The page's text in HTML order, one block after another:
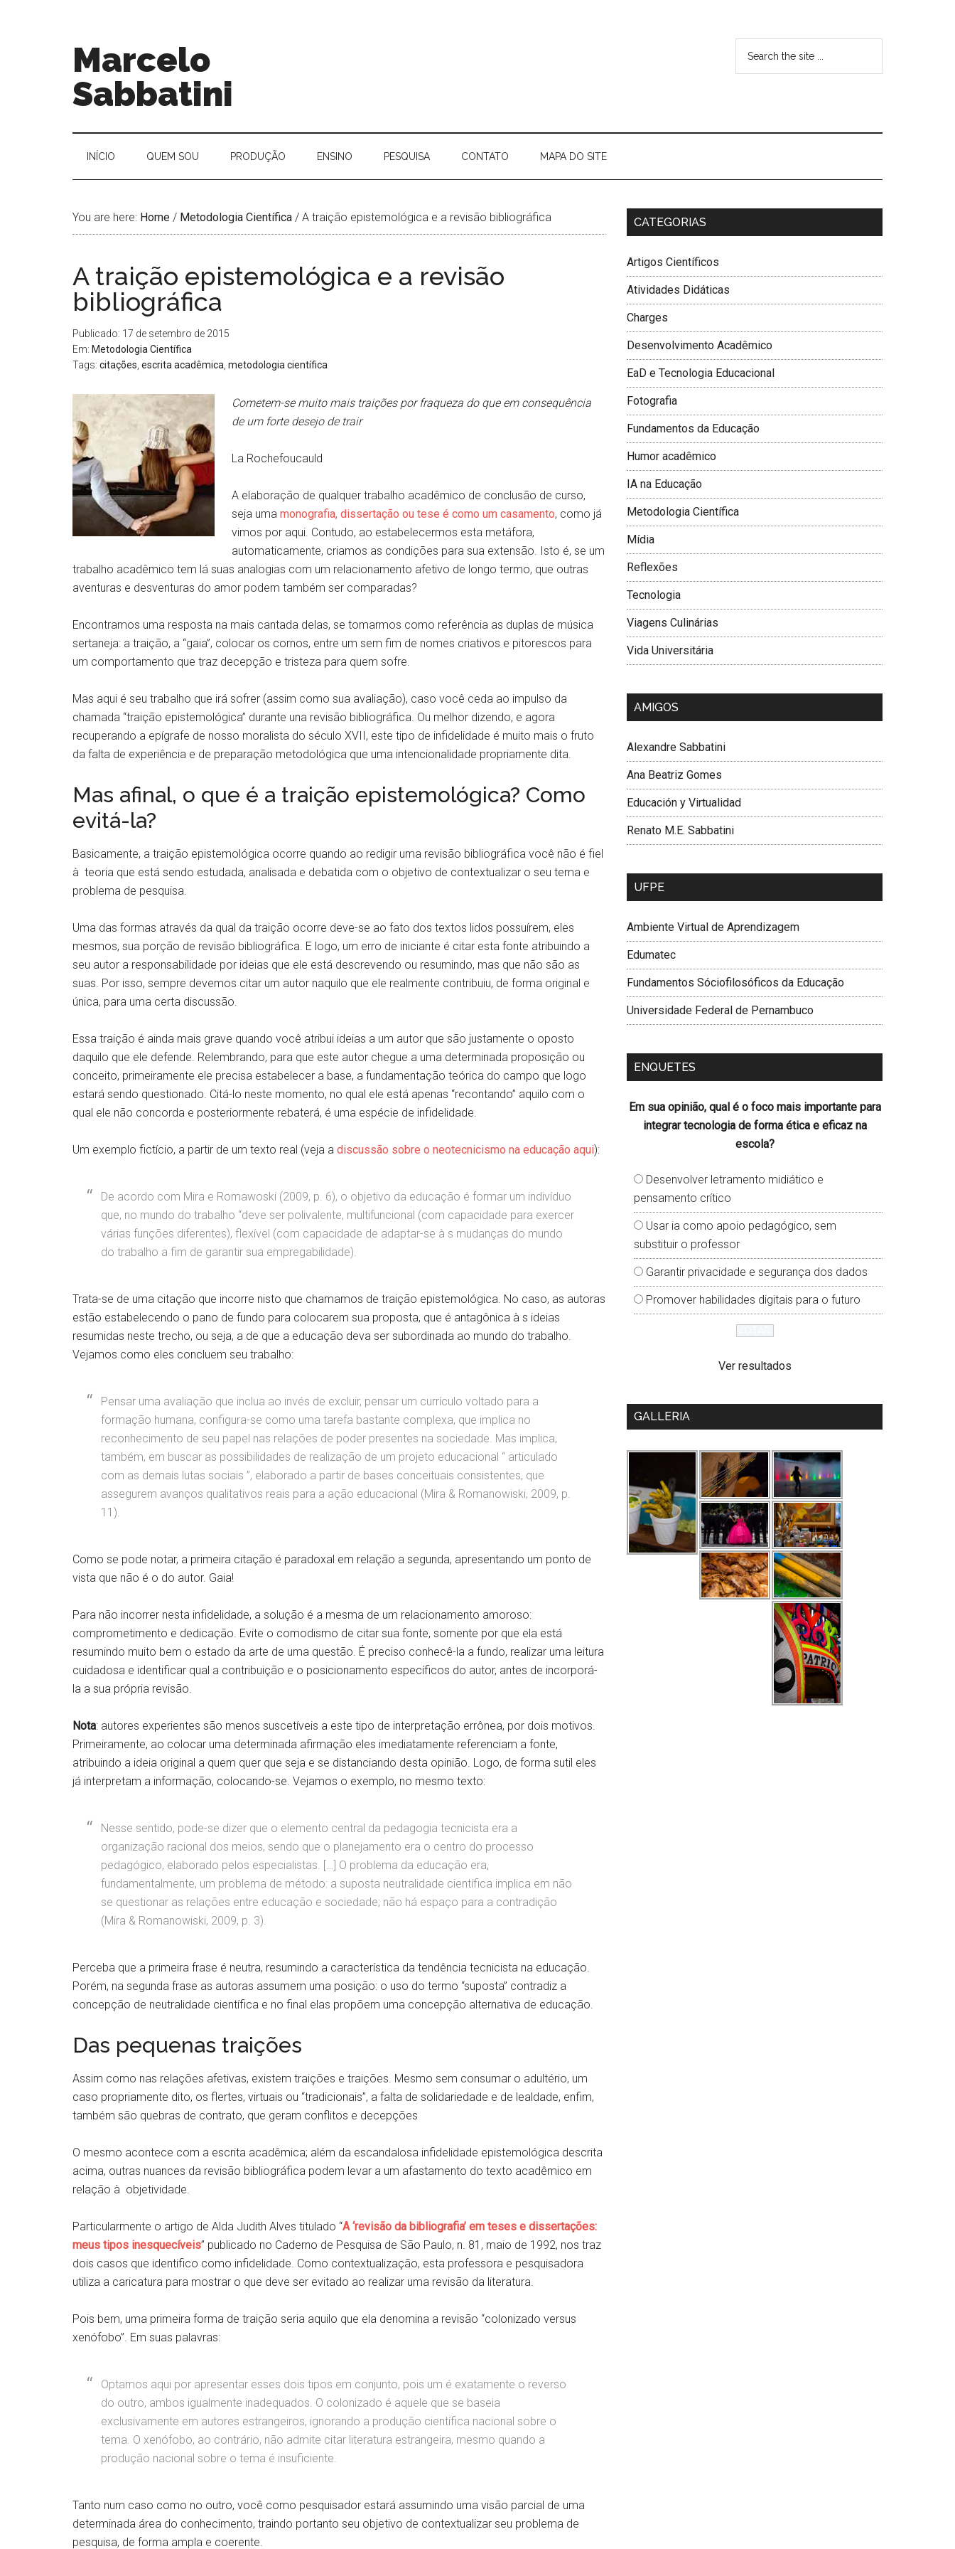
Marcelo
Sabbatini
INÍ­CIO QUEM SOU PRODUÇÃO ENSINO PESQUISA CONTATO MAPA DO SITE
You are here: Home / Metodologia Cientí­fica / A traição epistemológica e a revisão bibliográfica
A traição epistemológica e a revisão
bibliográfica
Publicado: 17 de setembro de 2015
Em: Metodologia Cientí­fica
Tags: citações escrita acadêmica metodologia cientí­fica
Cometem-se muito mais traições por fraqueza do que em consequência
de um forte desejo de trair
La Rochefoucauld
A elaboração de qualquer trabalho acadêmico de conclusão de curso,
seja uma monografia, dissertação ou tese é como um casamento, como já
vimos por aqui. Contudo, ao estabelecermos esta metáfora,
automaticamente, criamos as condições para sua extensão. Isto é, se um
trabalho acadêmico tem lá suas analogias com um relacionamento afetivo de longo termo, que outras
aventuras e desventuras do amor podem também ser comparadas?
Encontramos uma resposta na mais cantada delas, se tomarmos como referência as duplas de música
sertaneja: a traição, a “gaia”, colocar os cornos, entre um sem fim de nomes criativos e pitorescos para
um comportamento que traz decepção e tristeza para quem sofre.
Mas aqui é seu trabalho que irá sofrer (assim como sua avaliação), caso você ceda ao impulso da
chamada “traição epistemológica” durante una revisão bibliográfica. Ou melhor dizendo, e agora
recuperando a epígrafe de nosso moralista do século XVII, este tipo de infidelidade é muito mais o fruto
da falta de experiência e de preparação metodológica que uma intencionalidade propriamente dita.
Mas afinal, o que é a traição epistemológica? Como
evitá-la?
Basicamente, a traição epistemológica ocorre quando ao redigir uma revisão bibliográfica você não é fiel
à teoria que está sendo estudada, analisada e debatida com o objetivo de contextualizar o seu tema e
problema de pesquisa.
Uma das formas através da qual da traição ocorre deve-se ao fato dos textos lidos possuírem, eles
mesmos, sua porção de revisão bibliográfica. E logo, um erro de iniciante é citar esta fonte atribuindo a
seu autor a responsabilidade por ideias que ele está descrevendo ou resumindo, mas que não são as
suas. Por isso, sempre devemos citar um autor naquilo que ele realmente contribuiu, de forma original e
única, para uma certa discussão.
Essa traição é ainda mais grave quando você atribui ideias a um autor que são justamente o oposto
daquilo que ele defende. Relembrando, para que este autor chegue a uma determinada proposição ou
conceito, primeiramente ele precisa estabelecer a base, a fundamentação teórica do campo que logo
estará sendo questionado. Citá-lo neste momento, no qual ele está apenas “recontando” aquilo com o
qual ele não concorda e posteriormente rebaterá, é uma espécie de infidelidade.
Um exemplo fictício, a partir de um texto real (veja a discussão sobre o neotecnicismo na educação aqui):
De acordo com Mira e Romawoski (2009, p. 6), o objetivo da educação é formar um indivíduo
que, no mundo do trabalho “deve ser polivalente, multifuncional (com capacidade para exercer
várias funções diferentes), flexível (com capacidade de adaptar-se à s mudanças do mundo
do trabalho a fim de garantir sua empregabilidade).
Trata-se de uma citação que incorre nisto que chamamos de traição epistemológica. No caso, as autoras
estão estabelecendo o pano de fundo para colocarem sua proposta, que é antagônica à s ideias
resumidas neste trecho, ou seja, a de que a educação deva ser subordinada ao mundo do trabalho.
Vejamos como eles concluem seu trabalho:
Pensar uma avaliação que inclua ao invés de excluir, pensar um currículo voltado para a
formação humana, configura-se como uma tarefa bastante complexa, que implica no
reconhecimento de seu papel nas relações de poder presentes na sociedade. Mas implica,
também, em buscar as possibilidades de realização de um projeto educacional “ articulado
com as demais lutas sociais ”, elaborado a partir de bases conceituais consistentes, que
assegurem avanços qualitativos reais para a ação educacional (Mira & Romanowiski, 2009, p.
11).
Como se pode notar, a primeira citação é paradoxal em relação a segunda, apresentando um ponto de
vista que não é o do autor. Gaia!
Para não incorrer nesta infidelidade, a solução é a mesma de um relacionamento amoroso:
comprometimento e dedicação. Evite o comodismo de citar sua fonte, somente por que ela está
resumindo muito bem o estado da arte de uma questão. É preciso conhecê-la a fundo, realizar uma leitura
cuidadosa e identificar qual a contribuição e o posicionamento específicos do autor, antes de incorporá-
la a sua própria revisão.
Nota: autores experientes são menos suscetíveis a este tipo de interpretação errônea, por dois motivos.
Primeiramente, ao colocar uma determinada afirmação eles imediatamente referenciam a fonte,
atribuindo a ideia original a quem quer que seja e se distanciando desta opinião. Logo, de forma sutil eles
já interpretam a informação, colocando-se. Vejamos o exemplo, no mesmo texto:
Nesse sentido, pode-se dizer que o elemento central da pedagogia tecnicista era a
organização racional dos meios, sendo que o planejamento era o centro do processo
pedagógico, elaborado pelos especialistas. […] O problema da educação era,
fundamentalmente, um problema de método: a suposta neutralidade científica implica em não
se questionar as relações entre educação e sociedade; não há espaço para a contradição
(Mira & Romanowiski, 2009, p. 3).
Perceba que a primeira frase é neutra, resumindo a característica da tendência tecnicista na educação.
Porém, na segunda frase as autoras assumem uma posição: o uso do termo “suposta” contradiz a
concepção de neutralidade científica e no final elas propõem uma concepção alternativa de educação.
Das pequenas traições
Assim como nas relações afetivas, existem traições e traições. Mesmo sem consumar o adultério, um
caso propriamente dito, os flertes, virtuais ou “tradicionais”, a falta de solidariedade e de lealdade, enfim,
também são quebras de contrato, que geram conflitos e decepções
O mesmo acontece com a escrita acadêmica; além da escandalosa infidelidade epistemológica descrita
acima, outras nuances da revisão bibliográfica podem levar a um afastamento do texto acadêmico em
relação à objetividade.
Particularmente o artigo de Alda Judith Alves titulado “A ‘revisão da bibliografia’ em teses e dissertações:
meus tipos inesquecíveis” publicado no Caderno de Pesquisa de São Paulo, n. 81, maio de 1992, nos traz
dois casos que identifico como infidelidade. Como contextualização, esta professora e pesquisadora
utiliza a caricatura para mostrar o que deve ser evitado ao realizar uma revisão da literatura.
Pois bem, uma primeira forma de traição seria aquilo que ela denomina a revisão “colonizado versus
xenófobo”. Em suas palavras:
Optamos aqui por apresentar esses dois tipos em conjunto, pois um é exatamente o reverso
do outro, ambos igualmente inadequados. O colonizado é aquele que se baseia
exclusivamente em autores estrangeiros, ignorando a produção científica nacional sobre o
tema. O xenófobo, ao contrário, não admite citar literatura estrangeira, mesmo quando a
produção nacional sobre o tema é insuficiente.
Tanto num caso como no outro, você como pesquisador estará assumindo uma visão parcial de uma
determinada área do conhecimento, traindo portanto seu objetivo de contextualizar seu problema de
pesquisa, de forma ampla e coerente.
CATEGORIAS
Artigos Científicos
Atividades Didáticas
Charges
Desenvolvimento Acadêmico
EaD e Tecnologia Educacional
Fotografia
Fundamentos da Educação
Humor acadêmico
IA na Educação
Metodologia Cientí­fica
Mí­dia
Reflexões
Tecnologia
Viagens Culinárias
Vida Universitária
AMIGOS
Alexandre Sabbatini
Ana Beatriz Gomes
Educación y Virtualidad
Renato M.E. Sabbatini
UFPE
Ambiente Virtual de Aprendizagem
Edumatec
Fundamentos Sóciofilosóficos da Educação
Universidade Federal de Pernambuco
ENQUETES
Em sua opinião, qual é o foco mais importante para
integrar tecnologia de forma ética e eficaz na
escola?
Desenvolver letramento midiático e
pensamento crítico
Usar ia como apoio pedagógico, sem
substituir o professor
Garantir privacidade e segurança dos dados
Promover habilidades digitais para o futuro
Ver resultados
GALLERIA